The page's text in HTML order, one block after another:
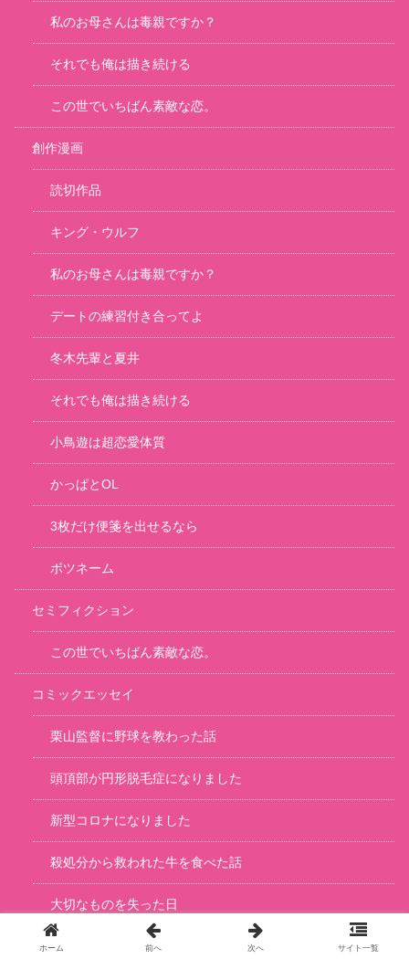
私のお母さんは毒親ですか？
それでも俺は描き続ける
この世でいちばん素敵な恋。
創作漫画
読切作品
キング・ウルフ
私のお母さんは毒親ですか？
デートの練習付き合ってよ
冬木先輩と夏井
それでも俺は描き続ける
小鳥遊は超恋愛体質
かっぱとOL
3枚だけ便箋を出せるなら
ボツネーム
セミフィクション
この世でいちばん素敵な恋。
コミックエッセイ
栗山監督に野球を教わった話
頭頂部が円形脱毛症になりました
新型コロナになりました
殺処分から救われた牛を食べた話
大切なものを失った日
使わない部屋の異音の正体
ホーム 前へ 次へ サイト一覧